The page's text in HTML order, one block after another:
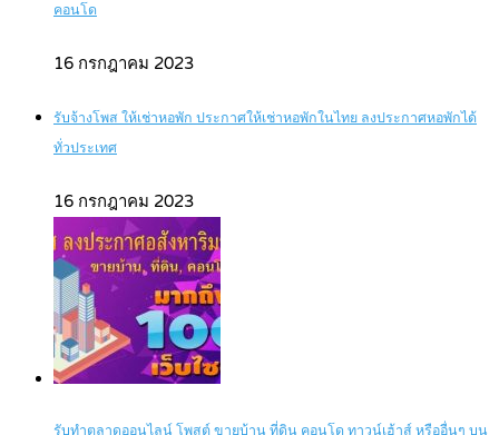
คอนโด
16 กรกฎาคม 2023
รับจ้างโพส ให้เช่าหอพัก ประกาศให้เช่าหอพักในไทย ลงประกาศหอพักได้
ทั่วประเทศ
16 กรกฎาคม 2023
รับทำตลาดออนไลน์ โพสต์ ขายบ้าน ที่ดิน คอนโด ทาวน์เฮ้าส์ หรืออื่นๆ บน